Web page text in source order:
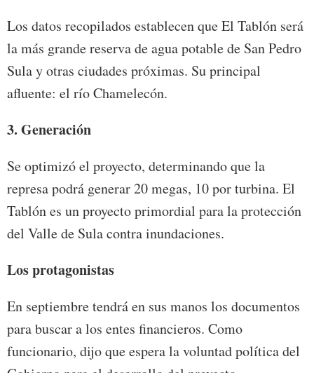
Los datos recopilados establecen que El Tablón será
la más grande reserva de agua potable de San Pedro
Sula y otras ciudades próximas. Su principal
afluente: el río Chamelecón.
3. Generación
Se optimizó el proyecto, determinando que la
represa podrá generar 20 megas, 10 por turbina. El
Tablón es un proyecto primordial para la protección
del Valle de Sula contra inundaciones.
Los protagonistas
En septiembre tendrá en sus manos los documentos
para buscar a los entes financieros. Como
funcionario, dijo que espera la voluntad política del